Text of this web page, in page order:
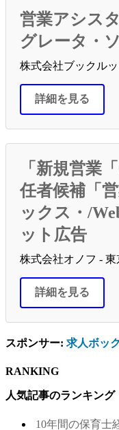
営業アシス
グレータ・
株式会社ブックル
詳細を見る
「新規営業
任者候補「
ックス・/
ット広告
株式会社オノフ - 東
詳細を見る
スポンサー: 求人ボッ
RANKING
人気記事のランキング
10年間の保育士